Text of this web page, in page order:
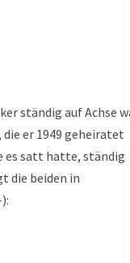
ständig auf Achse
die er 1949 geheiratet
es satt hatte, ständig
die beiden in